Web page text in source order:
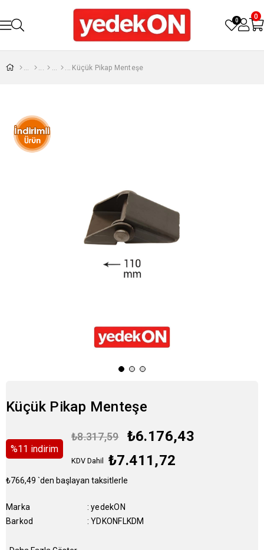
0 0
Küçük Pikap Menteşe
Küçük Pikap Menteşe
%11 i̇ndirim
₺8.317,59 ₺6.176,43
KDV Dahil ₺7.411,72
₺766,49 `den başlayan taksitlerle
Marka : yedekON
Barkod
: YDKONFLKDM